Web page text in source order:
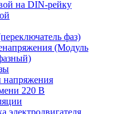
на DIN-рейку
фаз)
(Модуль
напряжения
220 В
электродвигателя